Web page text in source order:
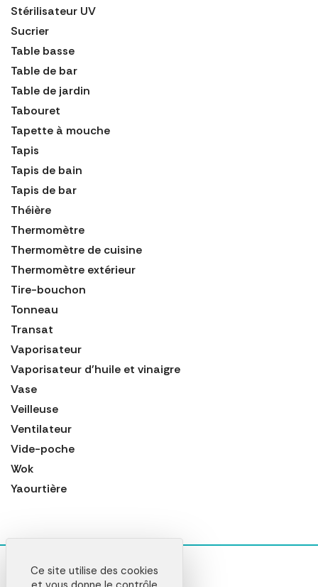
Stérilisateur UV
Sucrier
Table basse
Table de bar
Table de jardin
Tabouret
Tapette à mouche
Tapis
Tapis de bain
Tapis de bar
Théière
Thermomètre
Thermomètre de cuisine
Thermomètre extérieur
Tire-bouchon
Tonneau
Transat
Vaporisateur
Vaporisateur d'huile et vinaigre
Vase
Veilleuse
Ventilateur
Vide-poche
Wok
Yaourtière
Ce site utilise des cookies